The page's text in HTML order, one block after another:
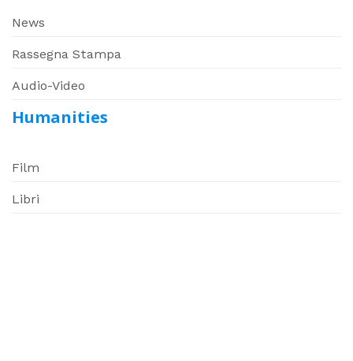
News
Rassegna Stampa
Audio-Video
Humanities
Film
Libri